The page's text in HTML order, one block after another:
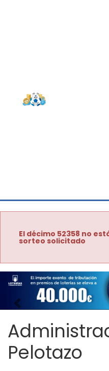
El décimo 52358 no
sorteo solicitado
Imagen anterior
Pelotazo